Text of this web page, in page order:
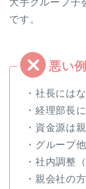
大手グループ子
です。
・社長には
・経理部長
・資金源は
・グループ
・社内調整
・親会社の